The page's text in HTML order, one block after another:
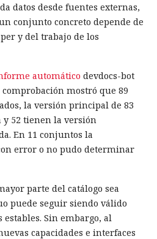
datos desde fuentes externas,
conjunto concreto depende de
y del trabajo de los
automático devdocs-bot
mostró que 89
la versión principal de 83
y 52 tienen la versión
En 11 conjuntos la
error o no pudo determinar
parte del catálogo sea
puede seguir siendo válido
Sin embargo, al
capacidades e interfaces